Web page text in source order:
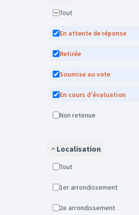
Tout
En attente de réponse
Retirée
Soumise au vote
En cours d'évaluation
Non retenue
Localisation
Tout
1er arrondissement
2e arrondissement